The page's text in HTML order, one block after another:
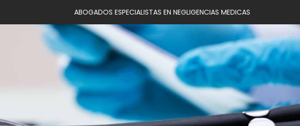
ABOGADOS ESPECIALISTAS EN NEGLIGENCIAS MEDICAS